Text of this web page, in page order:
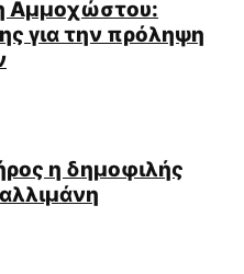
Αμμοχώστου:
για την πρόληψη
η δημοφιλής